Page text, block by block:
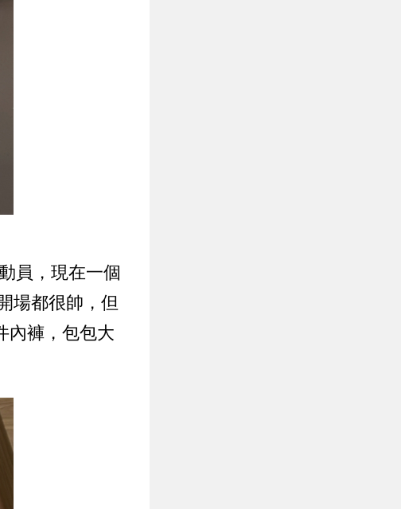
員，現在一個
場都很帥，但
內褲，包包大